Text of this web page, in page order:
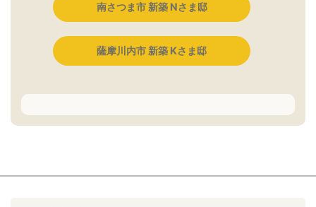
南さつま市 新築 Nさま邸
薩摩川内市 新築 Kさま邸